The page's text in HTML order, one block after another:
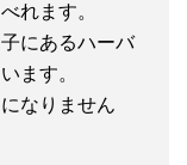
れます。
にあるハーバ
ます。
なりません